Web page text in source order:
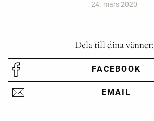
24. mars 2020
Dela till dina vänner:
FACEBOOK
EMAIL